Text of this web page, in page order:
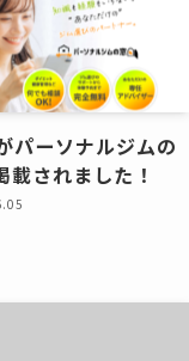
パーソナルジムの
載されました！